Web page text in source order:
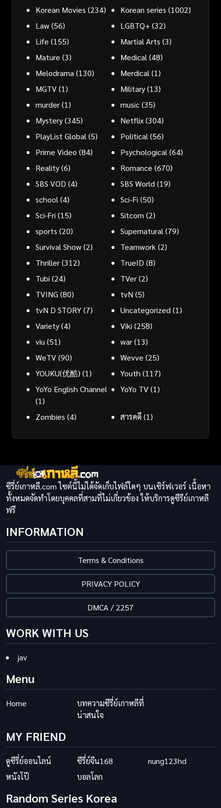
Korean Movies (234) Korean series (1002)
Law(56) LGBTQ+ (32)
Life (155) Martial Arts (3)
Mature (3) Medical (48)
Melodrama (130) Merdical (1)
MGTV(1) Military(13)
murder(1) music(35)
Mystery(345) Netflix(304)
PlayList Global (5) Political (56)
Prime Video (84) Psychological (64)
Reality(6) Romance (670)
SBS VOD (4) SBS World (19)
school (4) Sci-Fi (50)
Sci-Fri (15) Sitcom (2)
sports (20) Supernatural (79)
Survival Show(2) Teamwork (2)
Thriller(312) TrueID (8)
Tubi (24) TVer(2)
TVING (80) tvN (5)
tvN D STORY(7) Uncategorized (1)
Variety(4) Viki (258)
viu (51) war(13)
WeTV(90) Wevve (25)
YOUKU(优酷) (1) Youth (117)
YoYo English Channel
(1)
YoYo TV(1)
Zombies (4) สารคดี(1)
ซีรี่ย์เกาหลี.com ไซต์นี้ไม่ได้จัดเก็บไฟล์ใดๆ บนเซิร์ฟเวอร์ เนื้อหา
ทั้งหมดจัดทำโดยบุคคลที่สามที่ไม่เกี่ยวข้อง ให้บริการดูซีรีย์เกาหลี
ฟรี
INFORMATION
Terms & Conditions
PRIVACY POLICY
DMCA / 2257
WORK WITH US
jav
Menu
Home
บทความซีรี่ย์เกาหลีที่
น่าสนใจ
MY FRIEND
ดูซีรี่ย์ออนไลน์ ซีรี่ย์จีน168
nung123hd
หนังโป๊
บอลโลก
Random Series Korea